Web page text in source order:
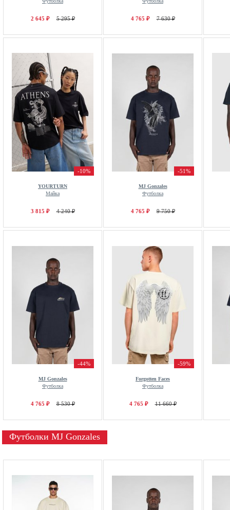
2 645 ₽ 5 295 ₽ 4 765 ₽ 7 630 ₽
-10%
YOURTURN
Майка
3 815 ₽ 4 240 ₽
-51%
MJ Gonzales
Футболка
4 765 ₽ 9 750 ₽
-44%
MJ Gonzales
Футболка
4 765 ₽ 8 530 ₽
-59%
Forgotten Faces
Футболка
4 765 ₽ 11 660 ₽
Футболки MJ Gonzales